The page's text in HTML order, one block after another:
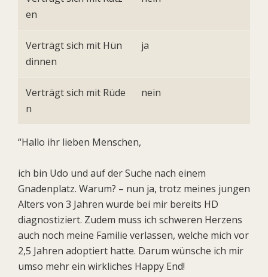
en
Verträgt sich mit Hün
dinnen
ja
Verträgt sich mit Rüde
n
nein
“Hallo ihr lieben Menschen,
ich bin Udo und auf der Suche nach einem
Gnadenplatz. Warum? – nun ja, trotz meines jungen
Alters von 3 Jahren wurde bei mir bereits HD
diagnostiziert. Zudem muss ich schweren Herzens
auch noch meine Familie verlassen, welche mich vor
2,5 Jahren adoptiert hatte. Darum wünsche ich mir
umso mehr ein wirkliches Happy End!